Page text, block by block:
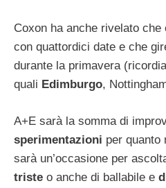
Coxon ha anche rivelato che
con quattordici date e che
durante la primavera
quali Edimburgo,
A+E sarà la somma di
sperimentazioni per quanto
sarà un’occasione per
triste o anche di ballabile e